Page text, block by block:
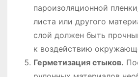
пароизоляционной
листа или другого
слой должен быть
к воздействию
Герметизация стыков.